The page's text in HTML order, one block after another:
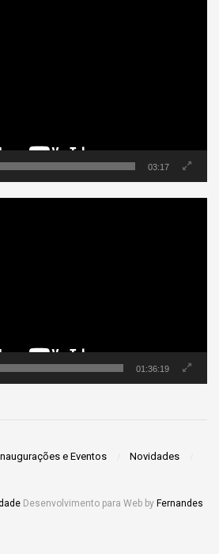
03:17
01:36:19
e Eventos
Novidades
Desenvolvimento para Web by Fernandes